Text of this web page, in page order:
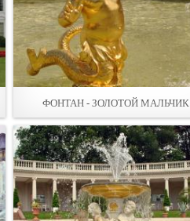
ФОНТАН - ЗОЛОТОЙ МАЛЬЧИК